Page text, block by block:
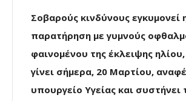
Σοβαρούς κινδύνους εγκυμονεί
παρατήρηση με γυμνούς
φαινομένου της έκλειψης
γίνει σήμερα, 20 Μαρτίου,
υπουργείο Υγείας και συστήνει